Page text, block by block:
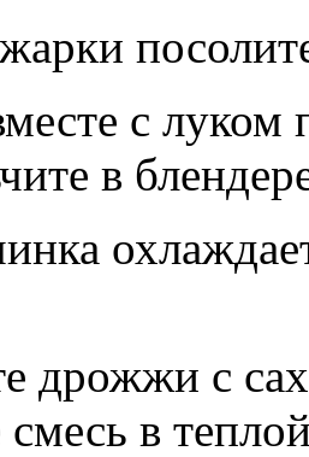
с луком
в
дрожжи с
смесь в